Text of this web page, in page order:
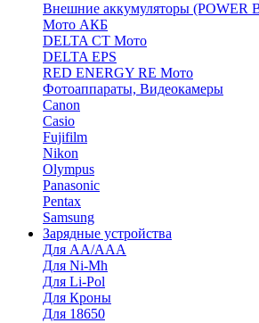
Внешние аккумуляторы (POWER
Мото АКБ
DELTA CT Мото
DELTA EPS
RED ENERGY RE Мото
Фотоаппараты, Видеокамеры
Canon
Casio
Fujifilm
Nikon
Olympus
Panasonic
Pentax
Samsung
Зарядные устройства
Для AA/AAA
Для Ni-Mh
Для Li-Pol
Для Кроны
Для 18650